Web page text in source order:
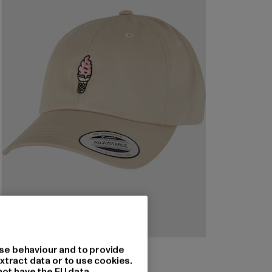
MISTER TEE
Ice Cream
behaviour and to provide
data or to use cookies.